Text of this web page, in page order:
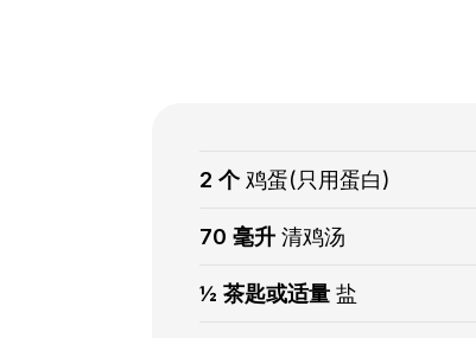
2 个 鸡蛋(只用蛋白)
70 毫升 清鸡汤
½ 茶匙或适量 盐